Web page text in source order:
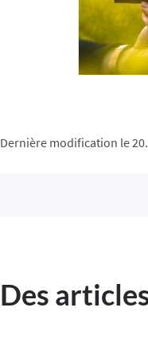
Dernière modification le
Des